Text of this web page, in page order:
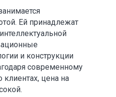
Ей принадлежат
и конструкции
современному
цена на